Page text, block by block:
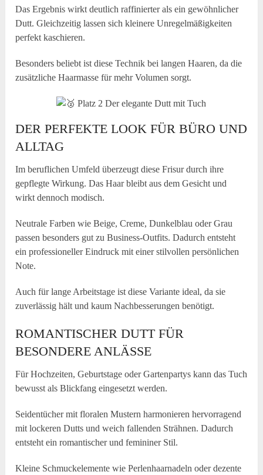
Das Ergebnis wirkt deutlich raffinierter als ein gewöhnlicher
Dutt. Gleichzeitig lassen sich kleinere Unregelmäßigkeiten
perfekt kaschieren.
Besonders beliebt ist diese Technik bei langen Haaren, da die
zusätzliche Haarmasse für mehr Volumen sorgt.
DER PERFEKTE LOOK FÜR BÜRO UND
ALLTAG
Im beruflichen Umfeld überzeugt diese Frisur durch ihre
gepflegte Wirkung. Das Haar bleibt aus dem Gesicht und
wirkt dennoch modisch.
Neutrale Farben wie Beige, Creme, Dunkelblau oder Grau
passen besonders gut zu Business-Outfits. Dadurch entsteht
ein professioneller Eindruck mit einer stilvollen persönlichen
Note.
Auch für lange Arbeitstage ist diese Variante ideal, da sie
zuverlässig hält und kaum Nachbesserungen benötigt.
ROMANTISCHER DUTT FÜR
BESONDERE ANLÄSSE
Für Hochzeiten, Geburtstage oder Gartenpartys kann das Tuch
bewusst als Blickfang eingesetzt werden.
Seidentücher mit floralen Mustern harmonieren hervorragend
mit lockeren Dutts und weich fallenden Strähnen. Dadurch
entsteht ein romantischer und femininer Stil.
Kleine Schmuckelemente wie Perlenhaarnadeln oder dezente